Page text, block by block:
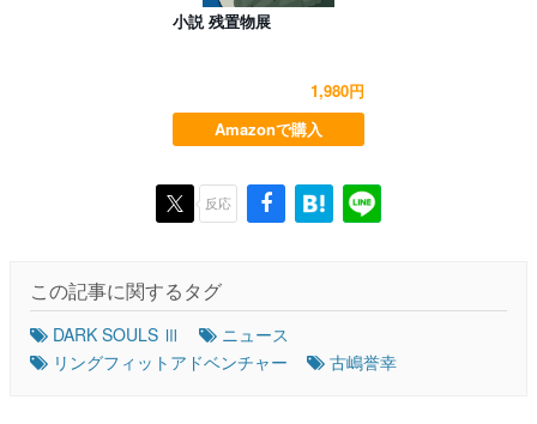
小説 残置物展
1,980円
Amazonで購入
反応
この記事に関するタグ
DARK SOULS Ⅲ
ニュース
リングフィットアドベンチャー
古嶋誉幸